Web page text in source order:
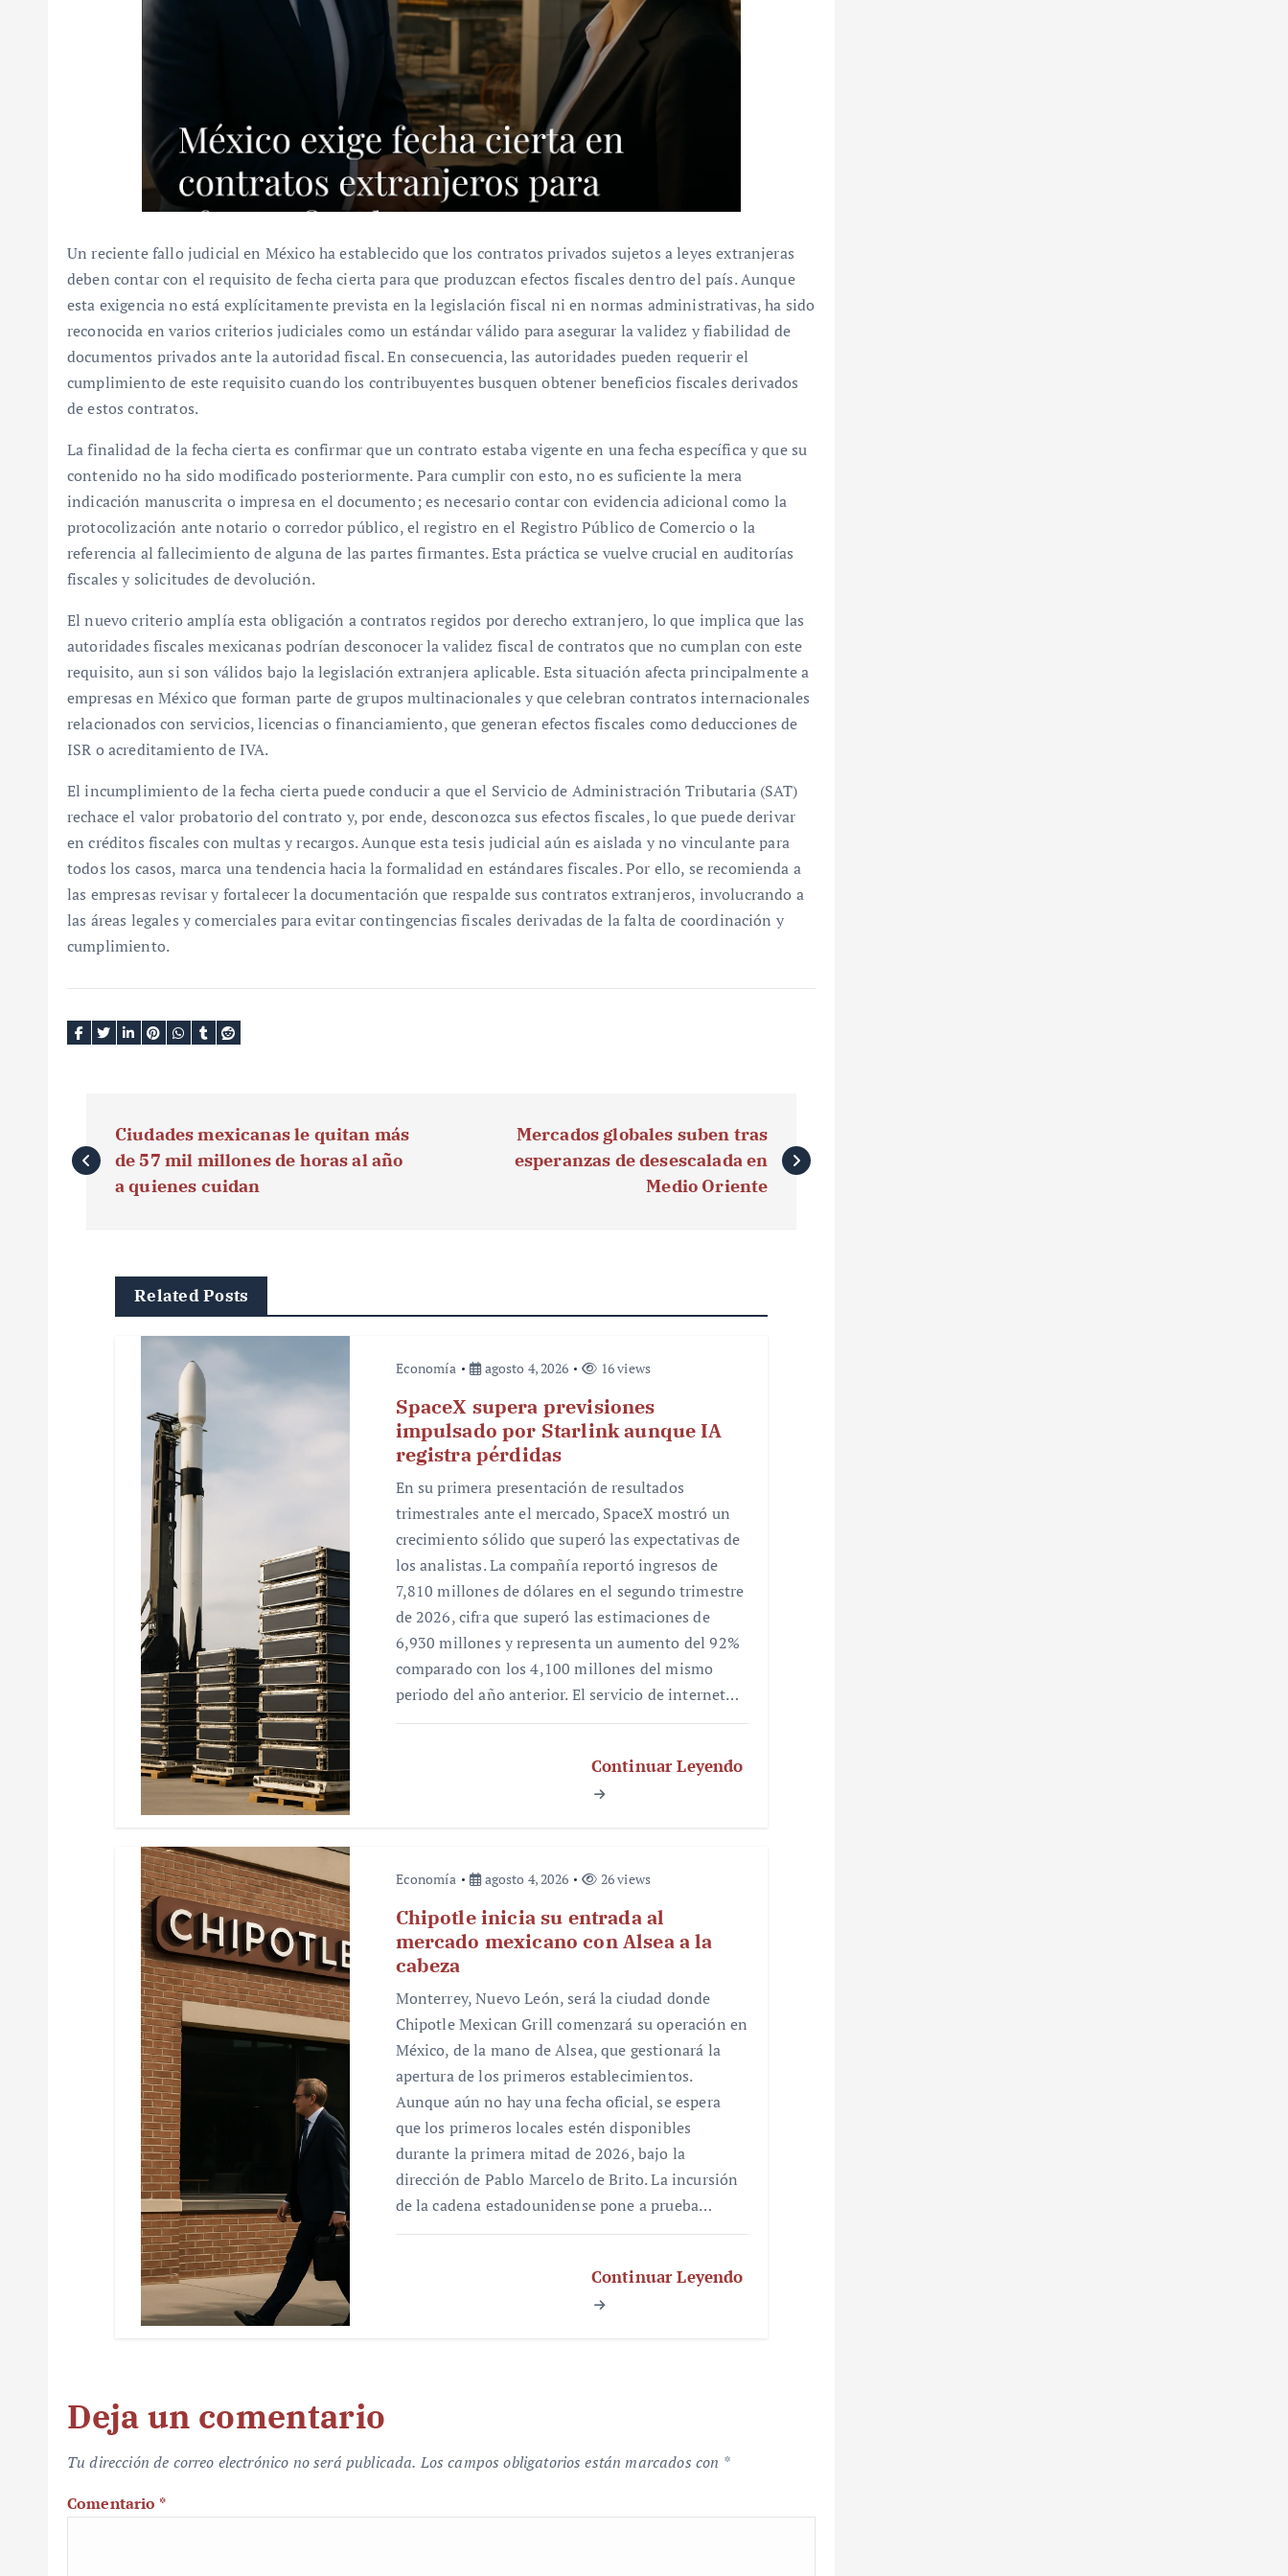
Un reciente fallo judicial en México ha establecido que los contratos privados sujetos a leyes extranjeras
deben contar con el requisito de fecha cierta para que produzcan efectos fiscales dentro del país. Aunque
esta exigencia no está explícitamente prevista en la legislación fiscal ni en normas administrativas, ha sido
reconocida en varios criterios judiciales como un estándar válido para asegurar la validez y fiabilidad de
documentos privados ante la autoridad fiscal. En consecuencia, las autoridades pueden requerir el
cumplimiento de este requisito cuando los contribuyentes busquen obtener beneficios fiscales derivados
de estos contratos.
La finalidad de la fecha cierta es confirmar que un contrato estaba vigente en una fecha específica y que su
contenido no ha sido modificado posteriormente. Para cumplir con esto, no es suficiente la mera
indicación manuscrita o impresa en el documento; es necesario contar con evidencia adicional como la
protocolización ante notario o corredor público, el registro en el Registro Público de Comercio o la
referencia al fallecimiento de alguna de las partes firmantes. Esta práctica se vuelve crucial en auditorías
fiscales y solicitudes de devolución.
El nuevo criterio amplía esta obligación a contratos regidos por derecho extranjero, lo que implica que las
autoridades fiscales mexicanas podrían desconocer la validez fiscal de contratos que no cumplan con este
requisito, aun si son válidos bajo la legislación extranjera aplicable. Esta situación afecta principalmente a
empresas en México que forman parte de grupos multinacionales y que celebran contratos internacionales
relacionados con servicios, licencias o financiamiento, que generan efectos fiscales como deducciones de
ISR o acreditamiento de IVA.
El incumplimiento de la fecha cierta puede conducir a que el Servicio de Administración Tributaria (SAT)
rechace el valor probatorio del contrato y, por ende, desconozca sus efectos fiscales, lo que puede derivar
en créditos fiscales con multas y recargos. Aunque esta tesis judicial aún es aislada y no vinculante para
todos los casos, marca una tendencia hacia la formalidad en estándares fiscales. Por ello, se recomienda a
las empresas revisar y fortalecer la documentación que respalde sus contratos extranjeros, involucrando a
las áreas legales y comerciales para evitar contingencias fiscales derivadas de la falta de coordinación y
cumplimiento.
a
Ciudades mexicanas le quitan más
de 57 mil millones de horas al año
a quienes cuidan
Mercados globales suben tras
esperanzas de desescalada en
Medio Oriente
Related Posts
Economía agosto 4, 2026 16 views
SpaceX supera previsiones
impulsado por Starlink aunque IA
registra pérdidas
En su primera presentación de resultados
trimestrales ante el mercado, SpaceX mostró un
crecimiento sólido que superó las expectativas de
los analistas. La compañía reportó ingresos de
7,810 millones de dólares en el segundo trimestre
de 2026, cifra que superó las estimaciones de
6,930 millones y representa un aumento del 92%
comparado con los 4,100 millones del mismo
periodo del año anterior. El servicio de internet…
Continuar Leyendo
Economía agosto 4, 2026 26 views
Chipotle inicia su entrada al
mercado mexicano con Alsea a la
cabeza
Monterrey, Nuevo León, será la ciudad donde
Chipotle Mexican Grill comenzará su operación en
México, de la mano de Alsea, que gestionará la
apertura de los primeros establecimientos.
Aunque aún no hay una fecha oficial, se espera
que los primeros locales estén disponibles
durante la primera mitad de 2026, bajo la
dirección de Pablo Marcelo de Brito. La incursión
de la cadena estadounidense pone a prueba…
Continuar Leyendo
Deja un comentario
Tu dirección de correo electrónico no será publicada. Los campos obligatorios están marcados con *
Comentario *